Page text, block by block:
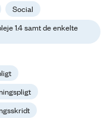
Social
1.4 samt de enkelte